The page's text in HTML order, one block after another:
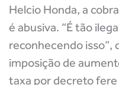
Helcio Honda, a
é abusiva. “É tão
reconhecendo isso”,
imposição de
taxa por decreto fere